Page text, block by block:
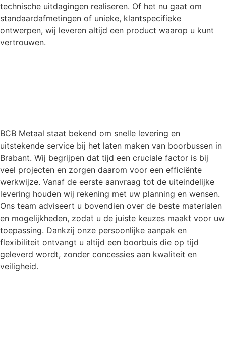
technische uitdagingen realiseren. Of het nu gaat om
standaardafmetingen of unieke, klantspecifieke
ontwerpen, wij leveren altijd een product waarop u kunt
vertrouwen.
BCB Metaal staat bekend om snelle levering en
uitstekende service bij het laten maken van boorbussen in
Brabant. Wij begrijpen dat tijd een cruciale factor is bij
veel projecten en zorgen daarom voor een efficiënte
werkwijze. Vanaf de eerste aanvraag tot de uiteindelijke
levering houden wij rekening met uw planning en wensen.
Ons team adviseert u bovendien over de beste materialen
en mogelijkheden, zodat u de juiste keuzes maakt voor uw
toepassing. Dankzij onze persoonlijke aanpak en
flexibiliteit ontvangt u altijd een boorbuis die op tijd
geleverd wordt, zonder concessies aan kwaliteit en
veiligheid.